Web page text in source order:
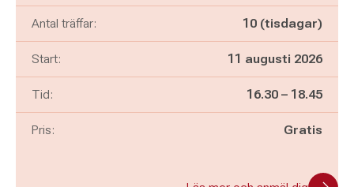
Antal träffar: 10 (tisdagar)
Start: 11 augusti 2026
Tid: Pågår mellan
16.30 – och
18.45
Pris: Gratis